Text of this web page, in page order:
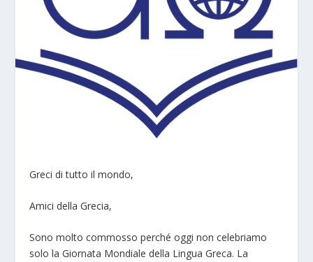
Greci di tutto il mondo,
Amici della Grecia,
Sono molto commosso perché oggi non celebriamo
solo la Giornata Mondiale della Lingua Greca. La